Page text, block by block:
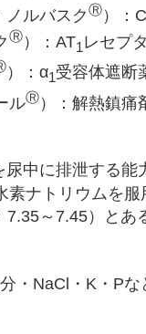
ノルバスクⓇ）：
Ⓡ）：AT1レセプ
）：α1受容体遮断
ルⓇ）：解熱鎮痛
中に排泄する
素ナトリウムを服
～7.45）とあ
・NaCl・K・Pな